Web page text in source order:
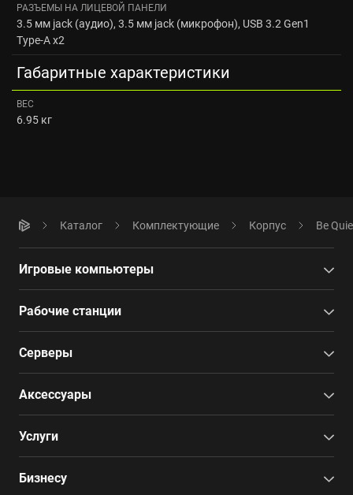
РАЗЪЕМЫ НА ЛИЦЕВОЙ ПАНЕЛИ
3.5 мм jack (аудио), 3.5 мм jack (микрофон), USB 3.2 Gen1
Type-A x2
Габаритные характеристики
ВЕС
6.95 кг
Каталог Комплектующие Корпус Be
Игровые компьютеры
Рабочие станции
Серверы
Аксессуары
Услуги
Бизнесу